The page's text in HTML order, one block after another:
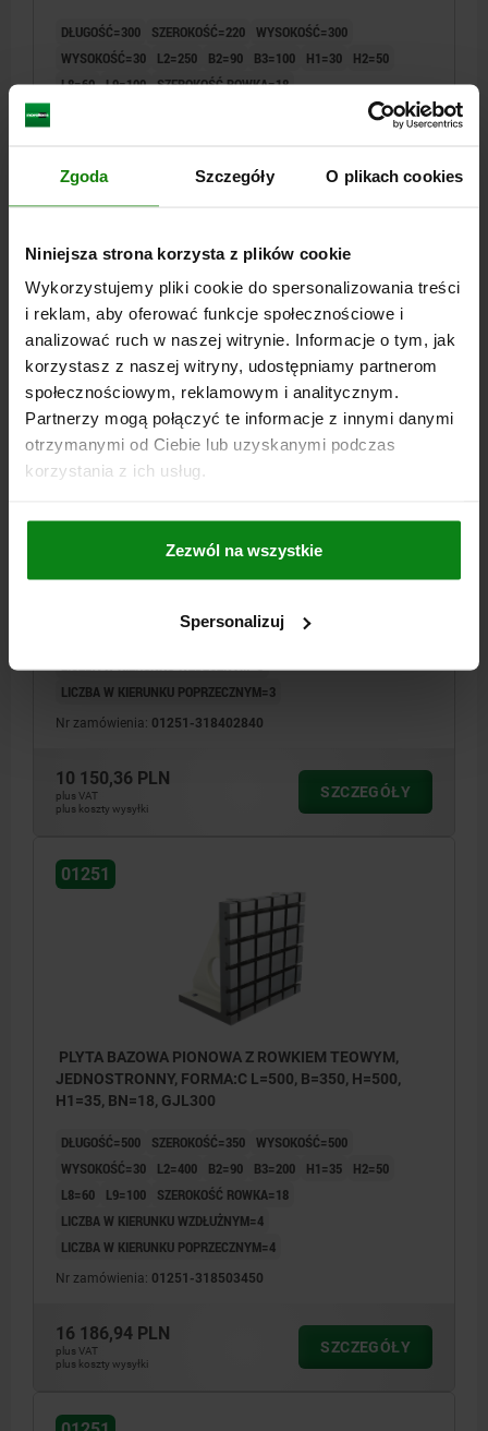
Zgoda Szczegóły O plikach cookies
Niniejsza strona korzysta z plików cookie
Wykorzystujemy pliki cookie do spersonalizowania treści
i reklam, aby oferować funkcje społecznościowe i
analizować ruch w naszej witrynie. Informacje o tym, jak
korzystasz z naszej witryny, udostępniamy partnerom
społecznościowym, reklamowym i analitycznym.
Partnerzy mogą połączyć te informacje z innymi danymi
otrzymanymi od Ciebie lub uzyskanymi podczas
korzystania z ich usług.
Zezwól na wszystkie
Spersonalizuj
DŁUGOŚĆ=300 SZEROKOŚĆ=220 WYSOKOŚĆ=300
WYSOKOŚĆ=30
L2=250 B2=90 B3=100 H1=30
H2=50
L8=60 L9=100 SZEROKOŚĆ ROWKA=18
Nr zamówienia: 01251-318302230
plus koszty wysyłki
01251
JEDNOSTRONNY, FORMA:C L=400, B=300, H=400,
H1=30, BN=18, GJL300
DŁUGOŚĆ=400 SZEROKOŚĆ=300 WYSOKOŚĆ=400
L2=320 B3=160
LICZBA W KIERUNKU WZDŁUŻNYM=3
LICZBA W KIERUNKU POPRZECZNYM=3
Nr zamówienia: 01251-318402840
10 150,36 PLN
plus VAT
plus koszty wysyłki
SZCZEGÓŁY
01251
PLYTA BAZOWA PIONOWA Z ROWKIEM TEOWYM,
JEDNOSTRONNY, FORMA:C L=500, B=350, H=500,
H1=35, BN=18, GJL300
DŁUGOŚĆ=500 SZEROKOŚĆ=350 WYSOKOŚĆ=500
WYSOKOŚĆ=30
L2=400 B2=90 B3=200 H1=35
H2=50
L8=60
L9=100
SZEROKOŚĆ ROWKA=18
LICZBA W KIERUNKU WZDŁUŻNYM=4
LICZBA W KIERUNKU POPRZECZNYM=4
Nr zamówienia: 01251-318503450
16 186,94 PLN
plus VAT
plus koszty wysyłki
SZCZEGÓŁY